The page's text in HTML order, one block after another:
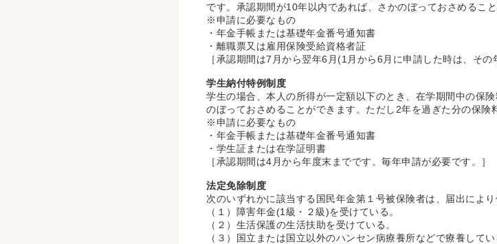
です。承認期間が10年以内であれば、さかのぼっておさめるこ
※申請に必要なもの
・年金手帳または基礎年金番号通知書
・離職票又は雇用保険受給資格者証
［承認期間は7月から翌年6月(1月から6月に申請した時は、その
学生納付特例制度
学生の場合、本人の所得が一定額以下のとき、在学期間中の保
のぼっておさめることができます。ただし2年を過ぎた分の保険
※申請に必要なもの
・年金手帳または基礎年金番号通知書
・学生証または在学証明書
［承認期間は4月から年度末までです。毎年申請が必要です。］
法定免除制度
次のいずれかに該当する国民年金第１号被保険者は、届出により
（１）障害年金(1級・２級)を受けている。
（２）生活保護の生活扶助を受けている。
（３）国立または国立以外のハンセン病療養所などで療養してい